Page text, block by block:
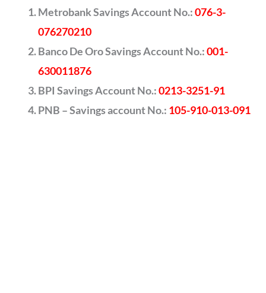
Metrobank Savings Account No.:076-3-
076270210
Banco De Oro Savings Account No.:001-
630011876
BPI Savings Account No.:0213-3251-91
PNB – Savings account No.: 105-910-013-091